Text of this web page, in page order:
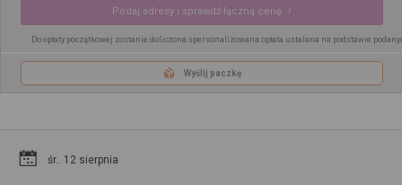
Podaj adresy i sprawdź łączną cenę
Do opłaty początkowej zostanie doliczona spersonalizowana opłata ustalana na podstawie
Wyślij paczkę
śr.. 12 sierpnia